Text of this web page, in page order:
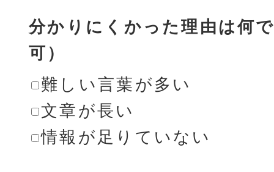
分かりにくかった理由は何
可）
難しい言葉が多い
文章が長い
情報が足りていない